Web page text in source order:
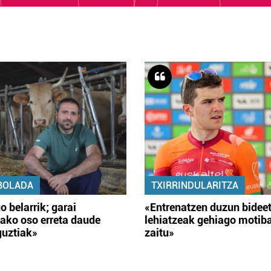
belarrik; garai
oso erreta daude
TXIRRINDULARITZA
«Entrenatzen duzun
lehiatzeak gehiago
zaitu»